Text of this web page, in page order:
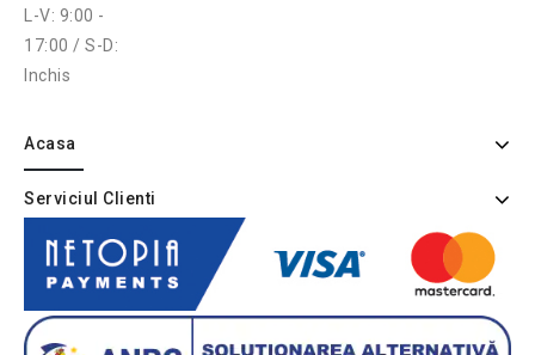
L-V: 9:00 -
17:00 / S-D:
Inchis
Acasa
Serviciul Clienti